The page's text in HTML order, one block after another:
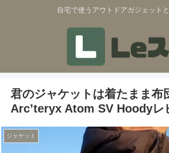
自宅で使うアウトドアガジェット
君のジャケットは着たまま布
Arc’teryx Atom SV Hoodyレ
ジャケット